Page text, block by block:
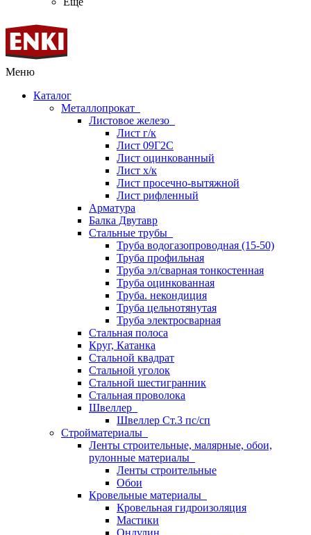
Меню
Каталог
Металлопрокат
Листовое железо
Лист г/к
Лист 09Г2С
Лист оцинкованный
Лист х/к
Лист просечно-вытяжной
Лист рифленный
Арматура
Балка Двутавр
Стальные трубы
Труба водогазопроводная (15-50)
Труба профильная
Труба эл/сварная тонкостенная
Труба оцинкованная
Труба. некондиция
Труба цельнотянутая
Труба электросварная
Стальная полоса
Круг, Катанка
Стальной квадрат
Стальной уголок
Стальной шестигранник
Стальная проволока
Швеллер
Швеллер Ст.3 пс/сп
Стройматериалы
Ленты строительные, малярные, обои,
рулонные материалы
Ленты строительные
Обои
Кровельные материалы
Кровельная гидроизоляция
Мастики
Ондулин